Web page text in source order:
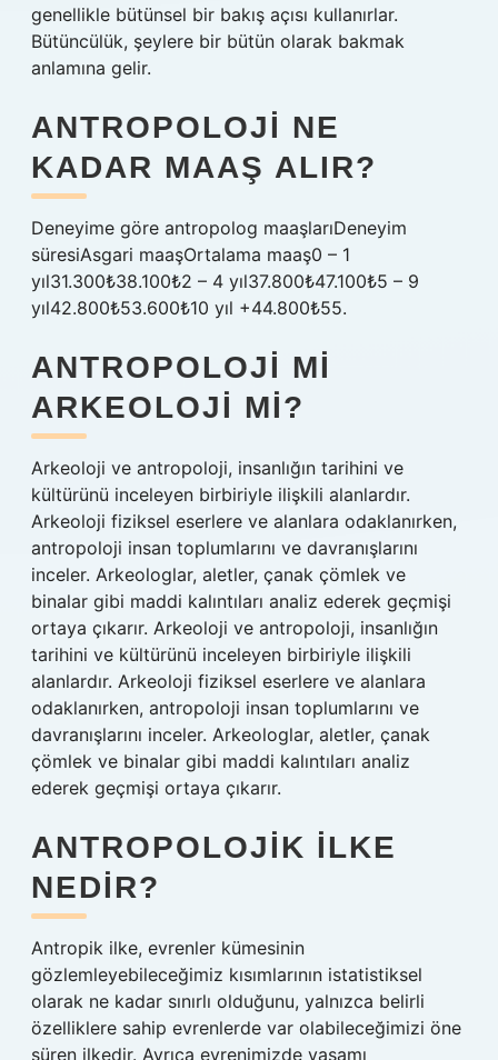
genellikle bütünsel bir bakış açısı kullanırlar.
Bütüncülük, şeylere bir bütün olarak bakmak
anlamına gelir.
ANTROPOLOJI NE
KADAR MAAŞ ALIR?
Deneyime göre antropolog maaşlarıDeneyim
süresiAsgari maaşOrtalama maaş0 – 1
yıl31.300₺38.100₺2 – 4 yıl37.800₺47.100₺5 – 9
yıl42.800₺53.600₺10 yıl +44.800₺55.
ANTROPOLOJI MI
ARKEOLOJI MI?
Arkeoloji ve antropoloji, insanlığın tarihini ve
kültürünü inceleyen birbiriyle ilişkili alanlardır.
Arkeoloji fiziksel eserlere ve alanlara odaklanırken,
antropoloji insan toplumlarını ve davranışlarını
inceler. Arkeologlar, aletler, çanak çömlek ve
binalar gibi maddi kalıntıları analiz ederek geçmişi
ortaya çıkarır. Arkeoloji ve antropoloji, insanlığın
tarihini ve kültürünü inceleyen birbiriyle ilişkili
alanlardır. Arkeoloji fiziksel eserlere ve alanlara
odaklanırken, antropoloji insan toplumlarını ve
davranışlarını inceler. Arkeologlar, aletler, çanak
çömlek ve binalar gibi maddi kalıntıları analiz
ederek geçmişi ortaya çıkarır.
ANTROPOLOJIK ILKE
NEDIR?
Antropik ilke, evrenler kümesinin
gözlemleyebileceğimiz kısımlarının istatistiksel
olarak ne kadar sınırlı olduğunu, yalnızca belirli
özelliklere sahip evrenlerde var olabileceğimizi öne
süren ilkedir. Ayrıca evrenimizde yaşamı